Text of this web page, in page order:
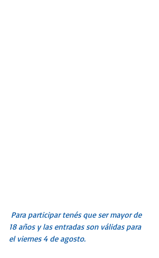
Para participar tenés que ser mayor de
18 años y las entradas son válidas para
el viernes 4 de agosto.